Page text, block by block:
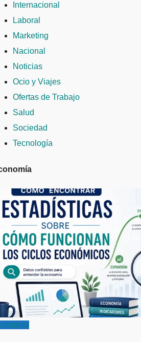
Internacional
Laboral
Marketing
Nacional
Noticias
Ocio y Viajes
Ofertas de Trabajo
Salud
Sociedad
Tecnología